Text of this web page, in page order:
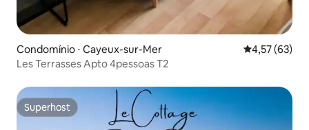
Condomínio ⋅ Cayeux-sur-Mer 4,57 de uma
4,57 (63)
Les Terrasses Apto 4pessoas T2
Superhost
Superhost